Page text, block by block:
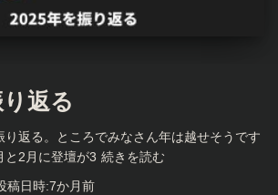
返る
り返る。ところでみなさん年は越せそうです
と2月に登壇が3 続きを読む
稿日時:7か月前